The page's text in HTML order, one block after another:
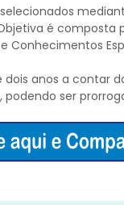
é composta
Conhecimentos
dois anos a contar
podendo ser